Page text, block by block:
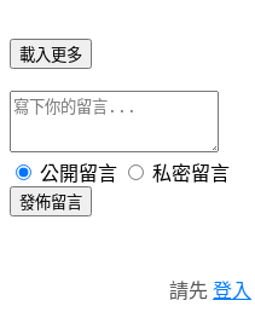
載入更多
公開留言 私密留言
發佈留言
請先 登入